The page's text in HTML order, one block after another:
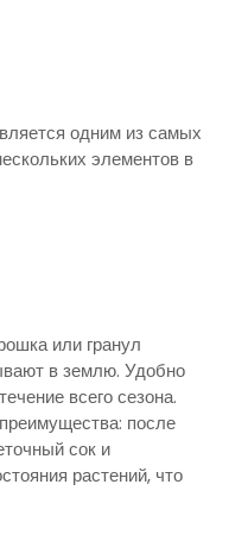
одним из самых
элементов в
или гранул
в землю. Удобно
всего сезона.
после
сок и
растений, что